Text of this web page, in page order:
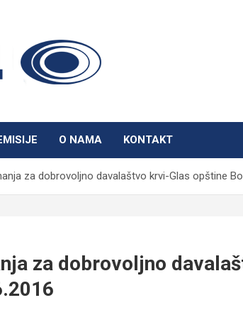
Bogatić
O NAMA KONTAKT
za dobrovoljno davalaštvo krvi-Glas opštine
za dobrovoljno